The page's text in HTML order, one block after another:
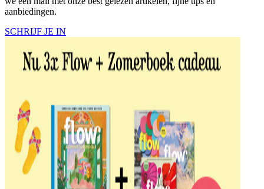
aanbiedingen.
SCHRIJF JE IN